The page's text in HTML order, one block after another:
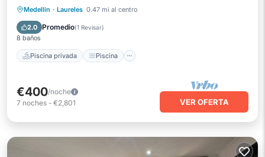
Medellin · Laureles 0.47 mi al centro
2.0 Promedio(1 Revisar)
8 baños
Piscina privada Piscina
Piscina privada
Piscina
Aire acondicionado
€400/noche
7 noches - €2,801 VER OFERTA